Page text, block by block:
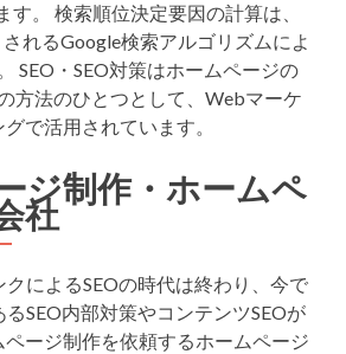
す。 検索順位決定要因の計算は、
れるGoogle検索アルゴリズムによ
SEO・SEO対策はホームページの
方法のひとつとして、Webマーケ
で活用されています。
ジ制作・ホームペ
社
によるSEOの時代は終わり、今で
るSEO内部対策やコンテンツSEOが
ージ制作を依頼するホームページ